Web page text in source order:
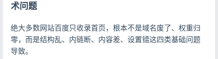
术问题
绝大多数网站百度只收录首页，根本不是域名废了、权重归
零，而是结构乱、内链断、内容差、设置错这四类基础问题
导致。